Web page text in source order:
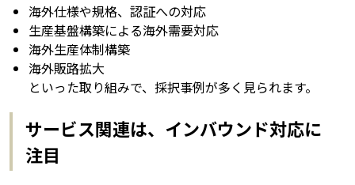
海外仕様や規格、認証への対応
生産基盤構築による海外需要対応
海外生産体制構築
海外販路拡大
といった取り組みで、採択事例が多く見られます。
サービス関連は、インバウンド対応に
注目